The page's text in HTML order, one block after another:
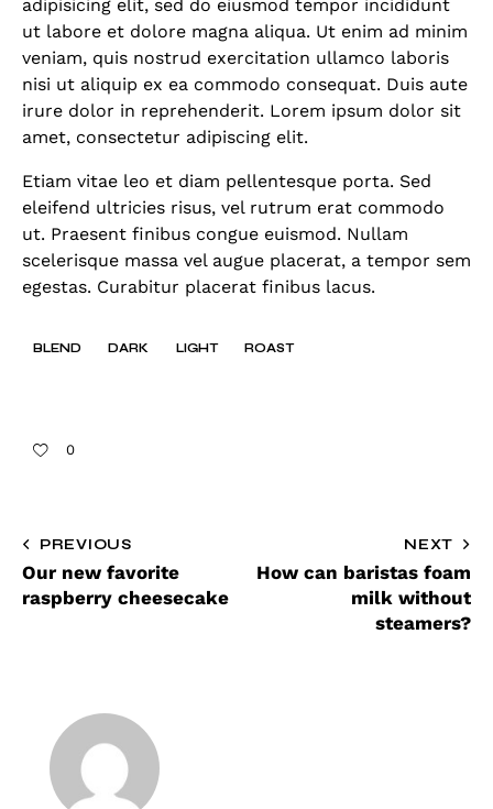
adipisicing elit, sed do eiusmod tempor incididunt
ut labore et dolore magna aliqua. Ut enim ad minim
veniam, quis nostrud exercitation ullamco laboris
nisi ut aliquip ex ea commodo consequat. Duis aute
irure dolor in reprehenderit. Lorem ipsum dolor sit
amet, consectetur adipiscing elit.
Etiam vitae leo et diam pellentesque porta. Sed
eleifend ultricies risus, vel rutrum erat commodo
ut. Praesent finibus congue euismod. Nullam
scelerisque massa vel augue placerat, a tempor sem
egestas. Curabitur placerat finibus lacus.
BLEND DARK LIGHT ROAST
0
PREVIOUS
Our new favorite
raspberry cheesecake
NEXT
How can baristas foam
milk without
steamers?